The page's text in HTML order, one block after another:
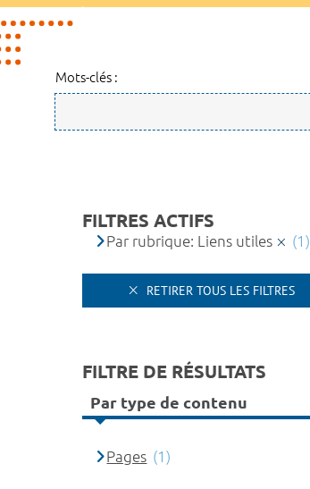
Mots-clés :
FILTRES ACTIFS
Par rubrique: Liens utiles (1)
RETIRER TOUS LES FILTRES
FILTRE DE RÉSULTATS
Par type de contenu
Pages (1)